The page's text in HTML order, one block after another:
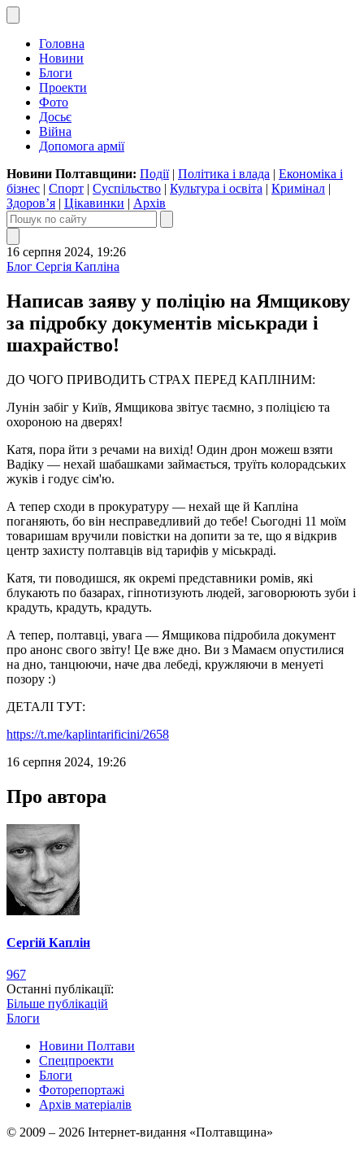
Головна
Новини
Блоги
Проекти
Фото
Досьє
Війна
Допомога армії
Новини Полтавщини: Події| Політика і влада | Економіка і
бізнес | Спорт | Суспільство | Культура і освіта | Кримінал |
Здоров’я | Цікавинки | Архів
16 серпня 2024, 19:26
Блог Сергія Капліна
Написав заяву у поліцію на Ямщикову
за підробку документів міськради і
шахрайство!
ДО ЧОГО ПРИВОДИТЬ СТРАХ ПЕРЕД КАПЛІНИМ:
Лунін забіг у Київ, Ямщикова звітує таємно, з поліцією та
охороною на дверях!
Катя, пора йти з речами на вихід! Один дрон можеш взяти
Вадіку — нехай шабашками займається, труїть колорадських
жуків і годує сім'ю.
А тепер сходи в прокуратуру — нехай ще й Капліна
поганяють, бо він несправедливий до тебе! Сьогодні 11 моїм
товаришам вручили повістки на допити за те, що я відкрив
центр захисту полтавців від тарифів у міськраді.
Катя, ти поводишся, як окремі представники ромів, які
блукають по базарах, гіпнотизують людей, заговорюють зуби і
крадуть, крадуть, крадуть.
А тепер, полтавці, увага — Ямщикова підробила документ
про анонс свого звіту! Це вже дно. Ви з Мамаєм опустилися
на дно, танцюючи, наче два лебеді, кружляючи в менуеті
позору :)
ДЕТАЛІ ТУТ:
https://t.me/kaplintarificini/2658
16 серпня 2024, 19:26
Про автора
Сергій Каплін
967
Останні публікації:
Більше публікацій
Блоги
Новини Полтави
Спецпроекти
Блоги
Фоторепортажі
Архів матеріалів
© 2009 – 2026 Інтернет-видання «Полтавщина»